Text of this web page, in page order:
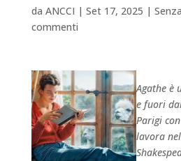
da ANCCI | Set 17, 2025 |
commenti
Agathe è
e fuori
Parigi
lavora